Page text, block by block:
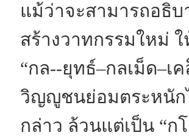
แม้ว่าจะสามารถอธิ
สร้างวาทกรรมใหม่
“กล--ยุทธ์–กลเม็ด–เ
วิญญูชนย่อมตระหนัก
กล่าว ล้วนแต่เป็น “ก